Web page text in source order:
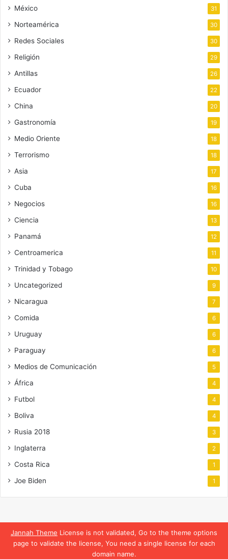
Jannah Theme License is not validated, Go to the theme options
page to validate the license, You need a single license for each
domain name.
México 31
Norteamérica 30
Redes Sociales 30
Religión 29
Antillas 26
Ecuador 22
China 20
Gastronomía 19
Medio Oriente 18
Terrorismo 18
Asia 17
Cuba 16
Negocios 16
Ciencia 13
Panamá 12
Centroamerica 11
Trinidad y Tobago 10
Uncategorized 9
Nicaragua 7
Comida 6
Uruguay 6
Paraguay 6
Medios de Comunicación 5
África 4
Futbol 4
Boliva 4
Rusia 2018 3
Inglaterra 2
Costa Rica 1
Joe Biden 1